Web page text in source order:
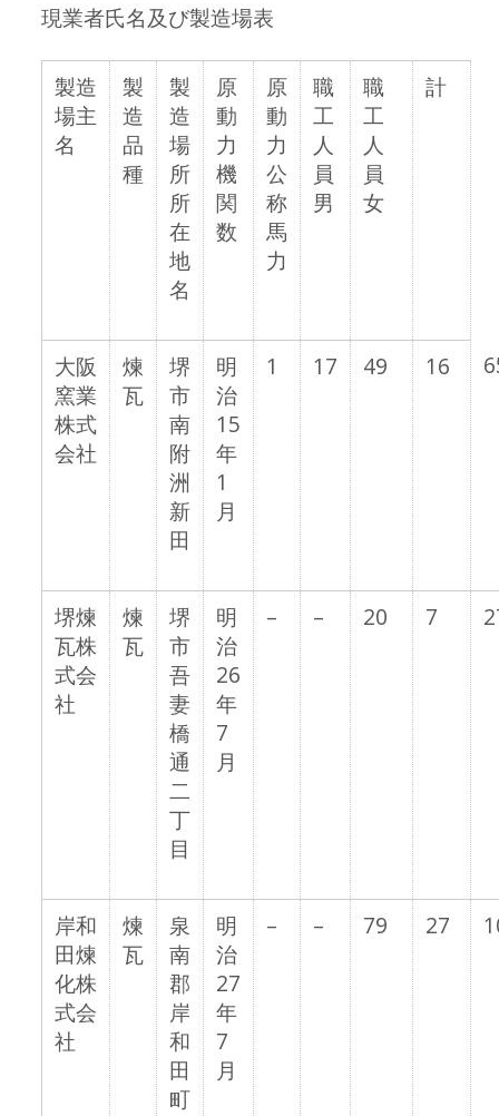
現業者氏名及び製造場表
製造
場主
名
製
造
品
種
製
造
場
所
所
在
地
名
原
動
力
機
関
数
原
動
力
公
称
馬
力
職
工
人
員
男
職
工
人
員
女
計
大阪
窯業
株式
会社
煉
瓦
堺
市
南
附
洲
新
田
明
治
15
年
1
月
1 17 49 16
堺煉
瓦株
式会
社
煉
瓦
堺
市
吾
妻
橋
通
二
丁
目
明
治
26
年
7
月
– – 20 7
岸和
田煉
化株
式会
社
煉
瓦
泉
南
郡
岸
和
田
町
明
治
27
年
7
月
– – 79 27